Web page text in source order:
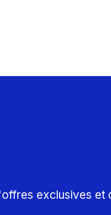
le
exclusives et